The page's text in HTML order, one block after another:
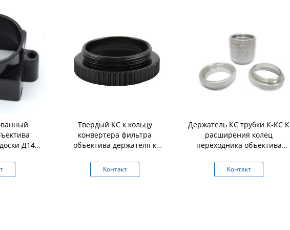
Д14
ККТВ
Твердый КС к кольцу
конвертера фильтра
объектива держателя к
объектива фотоаппарата к
наружному
Контакт
Держатель КС трубки К-КС К
расширения колец
переходника объектива
алюминия 5мм
Контакт